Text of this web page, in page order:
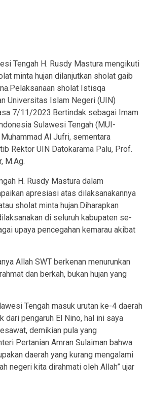
Tengah H. Rusdy Mastura mengikuti
minta hujan dilanjutkan sholat gaib
sholat Istisqa
Universitas Islam Negeri (UIN)
7/11/2023.Bertindak sebagai Imam
Sulawesi Tengah (MUI-
Al Jufri, sementara
Rektor UIN Datokarama Palu, Prof.
M.Ag.
H. Rusdy Mastura dalam
apresiasi atas dilaksanakannya
sholat minta hujan.Diharapkan
di seluruh kabupaten se-
upaya pencegahan kemarau akibat
Allah SWT berkenan menurunkan
dan berkah, bukan hujan yang
Tengah masuk urutan ke-4 daerah
dari pengaruh El Nino, hal ini saya
demikian pula yang
Pertanian Amran Sulaiman bahwa
daerah yang kurang mengalami
negeri kita dirahmati oleh Allah” ujar